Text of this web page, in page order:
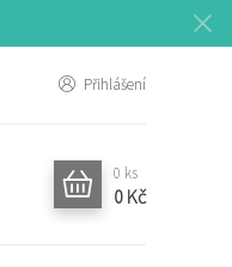
Přihlášení
0 ks
0 Kč